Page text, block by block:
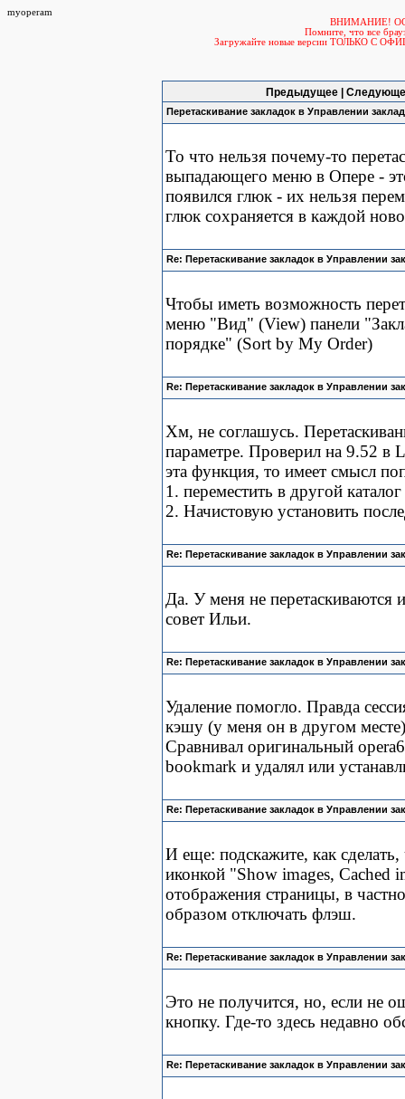
myoperam
ВНИМАНИЕ!
Помните, что все
Загружайте новые версии ТОЛЬКО С
Предыдущее |
Перетаскивание закладок в Управлении
То что нельзя почему-то
выпадающего меню в Опере -
появился глюк - их нельзя
глюк сохраняется в каждой
Re: Перетаскивание закладок в Управлении
Чтобы иметь возможность
меню "Вид" (View) панели
порядке" (Sort by My Order)
Re: Перетаскивание закладок в Управлении
Хм, не соглашусь.
параметре. Проверил на 9.52 в
эта функция, то имеет смысл
1. переместить в другой
2. Начистовую установить
Re: Перетаскивание закладок в Управлении
Да. У меня не
совет Ильи.
Re: Перетаскивание закладок в Управлении
Удаление помогло. Правда
кэшу (у меня он в другом
Сравнивал оригинальный
bookmark и удалял или
Re: Перетаскивание закладок в Управлении
И еще: подскажите, как
иконкой "Show images, Cached
отображения страницы, в
образом отключать флэш.
Re: Перетаскивание закладок в Управлении
Это не получится, но, если не
кнопку. Где-то здесь недавно
Re: Перетаскивание закладок в Управлении